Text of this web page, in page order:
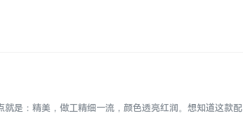
是：精美，做工精细一流，颜色透亮红润。想知道这款配